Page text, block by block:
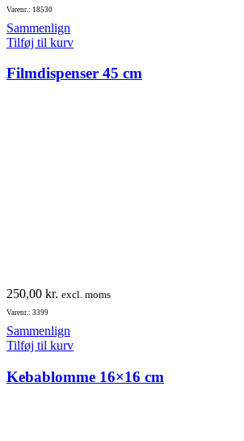
Varenr.: 18530
Sammenlign
Tilføj til kurv
Filmdispenser 45 cm
250,00 kr. excl. moms
Varenr.: 3399
Sammenlign
Tilføj til kurv
Kebablomme 16×16 cm